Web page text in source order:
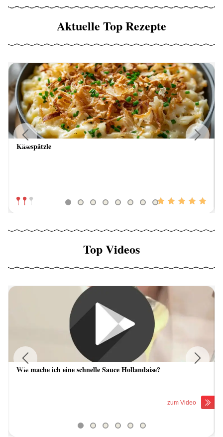
Aktuelle Top Rezepte
Käsespätzle
Previous
Top Videos
Wie mache ich eine schnelle Sauce Hollandaise?
zum Video
Previous